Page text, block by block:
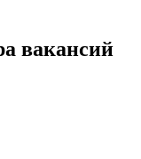
вакансий